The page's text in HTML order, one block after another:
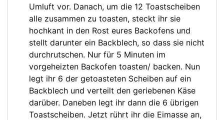
Umluft vor. Danach, um die 12 Toastscheiben
alle zusammen zu toasten, steckt ihr sie
hochkant in den Rost eures Backofens und
stellt darunter ein Backblech, so dass sie nicht
durchrutschen. Nur für 5 Minuten im
vorgeheizten Backofen toasten/ backen. Nun
legt ihr 6 der getoasteten Scheiben auf ein
Backblech und verteilt den geriebenen Käse
darüber. Daneben legt ihr dann die 6 übrigen
Toastscheiben. Jetzt rührt ihr die Eimasse an,